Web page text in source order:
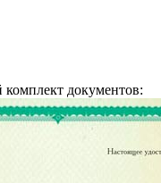
документов: